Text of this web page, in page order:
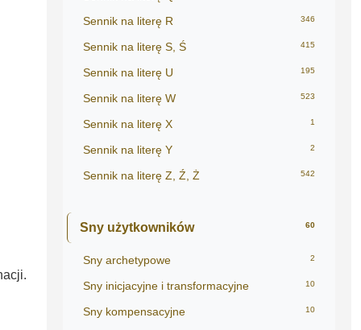
Sennik na literę R 346
Sennik na literę S, Ś 415
Sennik na literę U 195
Sennik na literę W 523
Sennik na literę X 1
Sennik na literę Y 2
Sennik na literę Z, Ź, Ż 542
Sny użytkowników 60
Sny archetypowe 2
Sny inicjacyjne i transformacyjne 10
Sny kompensacyjne 10